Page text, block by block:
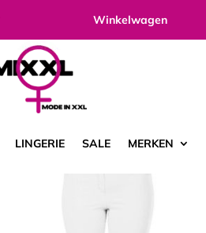
Winkelwagen
LINGERIE SALE MERKEN